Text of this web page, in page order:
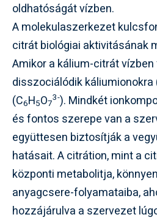
oldhatóságát vízben.
A molekulaszerkezet
citrát biológiai aktivitásának
Amikor a kálium-citrát
disszociálódik káliumionokra
(C6H5O7
3-). Mindkét
és fontos szerepe van a
együttesen biztosítják a
hatásait. A citrátion, mint a
központi metabolitja,
anyagcsere-folyamataiba,
hozzájárulva a szervezet